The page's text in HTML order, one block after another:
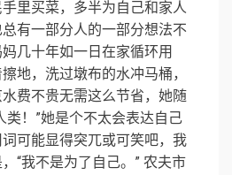
里买菜，多半为自己和家人
有一部分人的一部分想法不
几十年如一日在家循环用
地，洗过墩布的水冲马桶，
费不贵无需这么节省，她随
类！”她是个不太会表达自己
可能显得突兀或可笑吧，我
“我不是为了自己。” 农夫市